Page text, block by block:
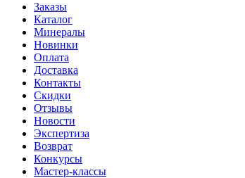
Заказы
Каталог
Минералы
Новинки
Оплата
Доставка
Контакты
Скидки
Отзывы
Новости
Экспертиза
Возврат
Конкурсы
Мастер-классы